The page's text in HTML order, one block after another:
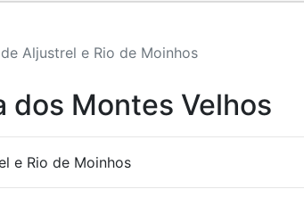
Aljustrel e Rio de Moinhos
dos Montes Velhos
e Rio de Moinhos